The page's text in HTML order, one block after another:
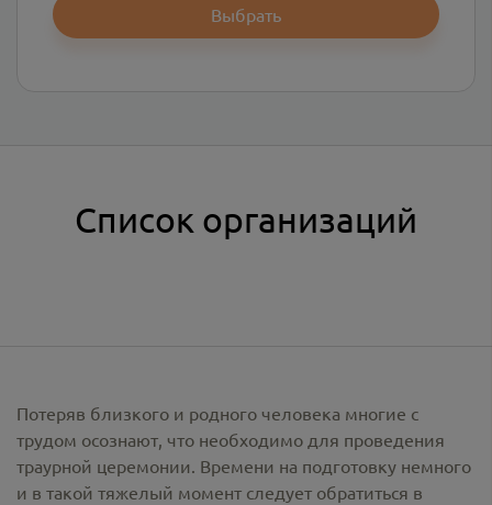
Выбрать
Список организаций
Потеряв близкого и родного человека многие с
трудом осознают, что необходимо для проведения
траурной церемонии. Времени на подготовку немного
и в такой тяжелый момент следует обратиться в